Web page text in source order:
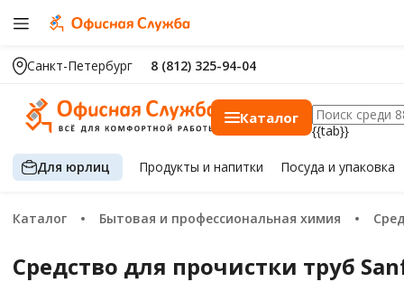
Санкт-Петербург 8 (812) 325-94-04
Каталог
{{tab}}
Для юрлиц Продуктыи напитки Посуда и упаковка
Каталог Бытовая и профессиональная химия
Средство для прочистки труб